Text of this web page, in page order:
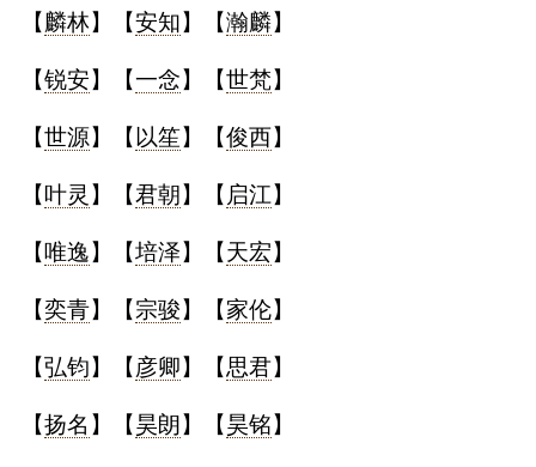
【 麟林】【安知】【瀚麟】
【锐安】【一念】【世梵】
【世源】【 以笙】【俊西】
【 叶灵 】【君朝 】【 启江】
【 唯逸】【培泽】【天宏】
【奕青】【宗骏】【家伦】
【弘钧】【 彦卿】【思君】
【扬名 】【昊朗 】【昊铭】